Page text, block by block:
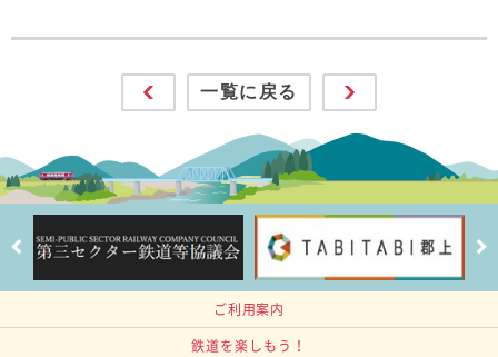
一覧に戻る
ご利用案内
鉄道を楽しもう！